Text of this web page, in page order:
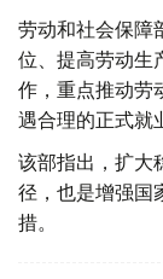
劳动和社会保障
位、提高劳动生
作，重点推动劳
遇合理的正式就
该部指出，扩大
径，也是增强国
措。